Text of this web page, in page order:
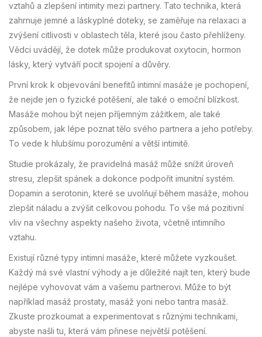
vztahů a zlepšení intimity mezi partnery. Tato technika, která
zahrnuje jemné a láskyplné doteky, se zaměřuje na relaxaci a
zvýšení citlivosti v oblastech těla, které jsou často přehlíženy.
Vědci uvádějí, že dotek může produkovat oxytocin, hormon
lásky, který vytváří pocit spojení a důvěry.
První krok k objevování benefitů intimní masáže je pochopení,
že nejde jen o fyzické potěšení, ale také o emoční blízkost.
Masáže mohou být nejen příjemným zážitkem, ale také
způsobem, jak lépe poznat tělo svého partnera a jeho potřeby.
To vede k hlubšímu porozumění a větší intimitě.
Studie prokázaly, že pravidelná masáž může snížit úroveň
stresu, zlepšit spánek a dokonce podpořit imunitní systém.
Dopamin a serotonin, které se uvolňují během masáže, mohou
zlepšit náladu a zvýšit celkovou pohodu. To vše má pozitivní
vliv na všechny aspekty našeho života, včetně intimního
vztahu.
Existují různé typy intimní masáže, které můžete vyzkoušet.
Každý má své vlastní výhody a je důležité najít ten, který bude
nejlépe vyhovovat vám a vašemu partnerovi. Může to být
například masáž prostaty, masáž yoni nebo tantra masáž.
Zkuste prozkoumat a experimentovat s různými technikami,
abyste našli tu, která vám přinese největší potěšení.